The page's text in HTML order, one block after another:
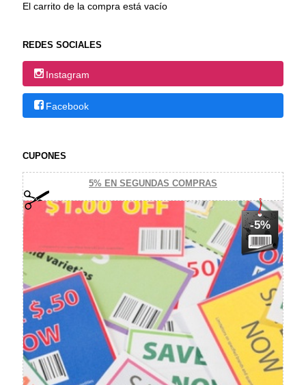
El carrito de la compra está vacío
REDES SOCIALES
Instagram
Facebook
CUPONES
5% EN SEGUNDAS COMPRAS
-5%